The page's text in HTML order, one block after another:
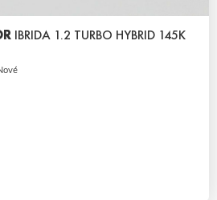
IBRIDA 1.2 TURBO HYBRID 145K